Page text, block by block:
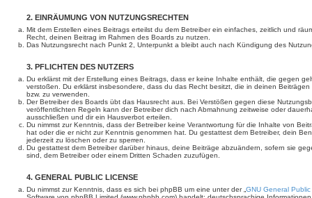
2. EINRÄUMUNG VON NUTZUNGSRECHTEN
Mit dem Erstellen eines Beitrags erteilst du dem Betreiber ein einfaches, zeitlich und
Recht, deinen Beitrag im Rahmen des Boards zu nutzen.
Das Nutzungsrecht nach Punkt 2, Unterpunkt a bleibt auch nach Kündigung des
3. PFLICHTEN DES NUTZERS
Du erklärst mit der Erstellung eines Beitrags, dass er keine Inhalte enthält, die gegen
verstoßen. Du erklärst insbesondere, dass du das Recht besitzt, die in deinen
bzw. zu verwenden.
Der Betreiber des Boards übt das Hausrecht aus. Bei Verstößen gegen diese
veröffentlichten Regeln kann der Betreiber dich nach Abmahnung zeitweise oder
ausschließen und dir ein Hausverbot erteilen.
Du nimmst zur Kenntnis, dass der Betreiber keine Verantwortung für die Inhalte von
hat oder die er nicht zur Kenntnis genommen hat. Du gestattest dem Betreiber, dein
jederzeit zu löschen oder zu sperren.
Du gestattest dem Betreiber darüber hinaus, deine Beiträge abzuändern, sofern sie
sind, dem Betreiber oder einem Dritten Schaden zuzufügen.
4. GENERAL PUBLIC LICENSE
Du nimmst zur Kenntnis, dass es sich bei phpBB um eine unter der „ GNU General